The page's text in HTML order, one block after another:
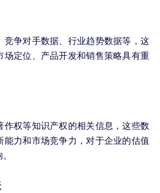
竞争对手数据、行业趋势数据等，这
场定位、产品开发和销售策略具有重
作权等知识产权的相关信息，这些数
能力和市场竞争力，对于企业的估值